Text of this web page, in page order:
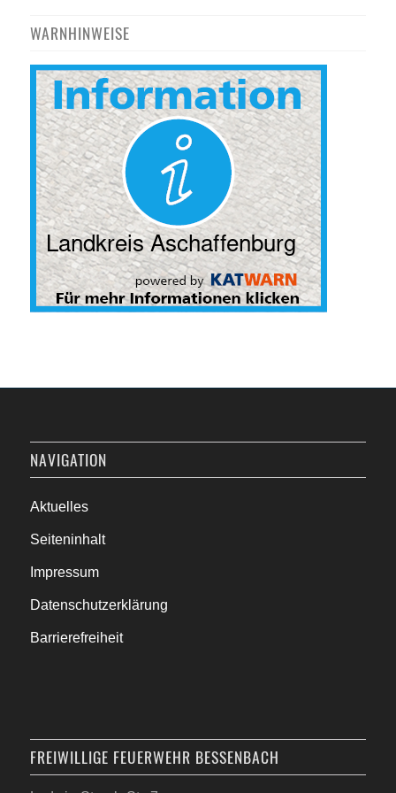
WARNHINWEISE
NAVIGATION
Aktuelles
Seiteninhalt
Impressum
Datenschutzerklärung
Barrierefreiheit
FREIWILLIGE FEUERWEHR BESSENBACH